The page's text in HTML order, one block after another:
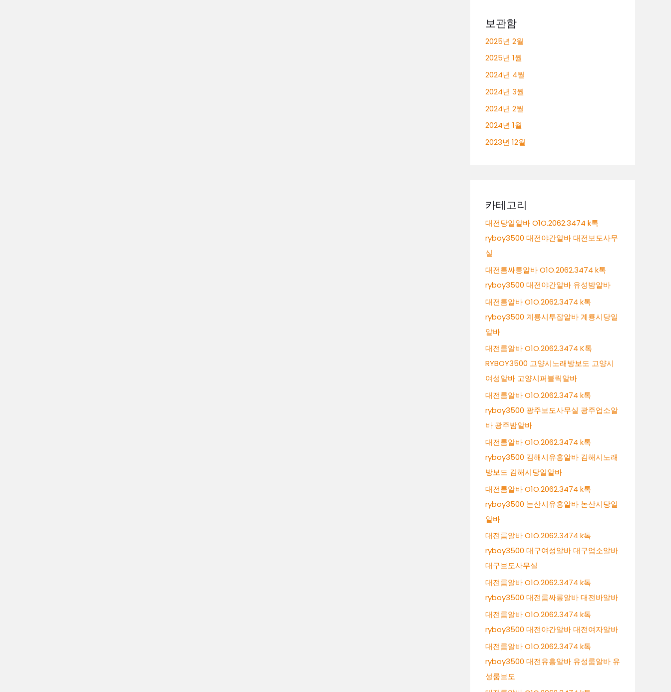
보관함
2025년 2월
2025년 1월
2024년 4월
2024년 3월
2024년 2월
2024년 1월
2023년 12월
카테고리
대전당일알바 O1O.2062.3474 k톡
ryboy3500 대전야간알바 대전보도사무
실
대전룸싸롱알바 O1O.2062.3474 k톡
ryboy3500 대전야간알바 유성밤알바
대전룸알바 O1O.2062.3474 k톡
ryboy3500 계룡시투잡알바 계룡시당일
알바
대전룸알바 O1O.2062.3474 K톡
RYBOY3500 고양시노래방보도 고양시
여성알바 고양시퍼블릭알바
대전룸알바 O1O.2062.3474 k톡
ryboy3500 광주보도사무실 광주업소알
바 광주밤알바
대전룸알바 O1O.2062.3474 k톡
ryboy3500 김해시유흥알바 김해시노래
방보도 김해시당일알바
대전룸알바 O1O.2062.3474 k톡
ryboy3500 논산시유흥알바 논산시당일
알바
대전룸알바 O1O.2062.3474 k톡
ryboy3500 대구여성알바 대구업소알바
대구보도사무실
대전룸알바 O1O.2062.3474 k톡
ryboy3500 대전룸싸롱알바 대전바알바
대전룸알바 O1O.2062.3474 k톡
ryboy3500 대전야간알바 대전여자알바
대전룸알바 O1O.2062.3474 k톡
ryboy3500 대전유흥알바 유성룸알바 유
성룸보도